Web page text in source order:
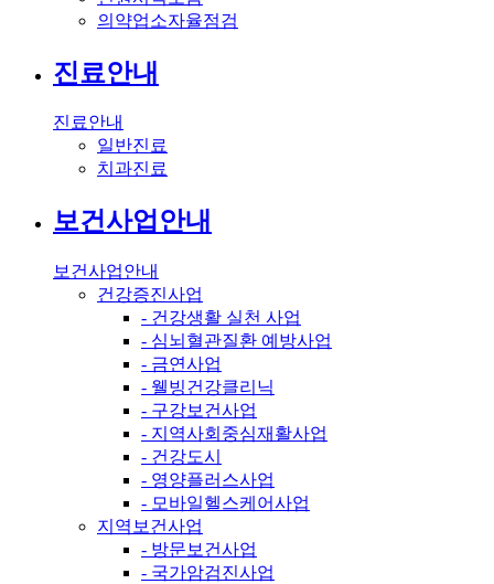
의약업소자율점검
진료안내
진료안내
일반진료
치과진료
보건사업안내
보건사업안내
건강증진사업
- 건강생활 실천 사업
- 심뇌혈관질환 예방사업
- 금연사업
- 웰빙건강클리닉
- 구강보건사업
- 지역사회중심재활사업
- 건강도시
- 영양플러스사업
- 모바일헬스케어사업
지역보건사업
- 방문보건사업
- 국가암검진사업